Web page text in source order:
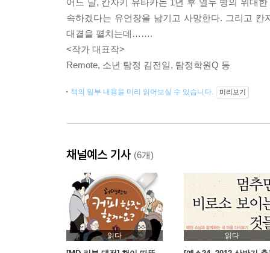
어느 날, 칸자키 유타카는 1년 후 열두 병의 위대
속하겠다는 유언장을 남기고 사망한다. 그리고
대결을 펼치는데…….
<작가 대표작>
Remote, 소년 탐정 김전일, 탐정학원Q 등
책의 일부 내용을 미리 읽어보실 수 있습니다. 미리보기
채널예스 기사 (6개)
읽다 읽다